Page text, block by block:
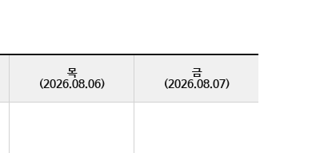
목
(2026.08.06)
금
(2026.08.07)